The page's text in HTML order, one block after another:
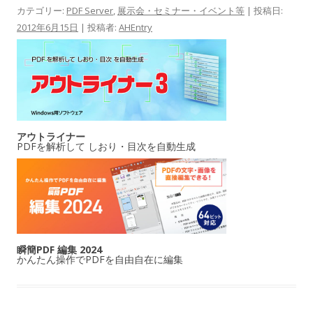
カテゴリー: PDF Server, 展示会・セミナー・イベント等 | 投稿日:
2012年6月15日 | 投稿者: AHEntry
アウトライナー
PDFを解析して しおり・目次を自動生成
瞬簡PDF 編集 2024
かんたん操作でPDFを自由自在に編集